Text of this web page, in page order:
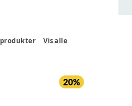
produkter Vis alle